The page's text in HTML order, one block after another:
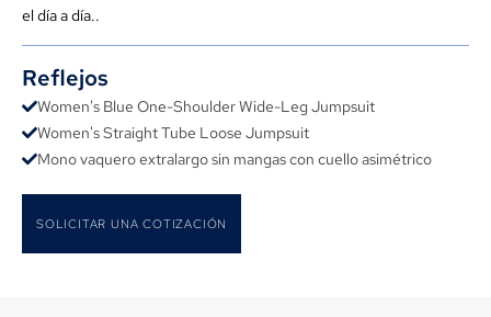
el día a día..
Reflejos
Women's Blue One-Shoulder Wide-Leg Jumpsuit
Women's Straight Tube Loose Jumpsuit
Mono vaquero extralargo sin mangas con cuello asimétrico
SOLICITAR UNA COTIZACIÓN